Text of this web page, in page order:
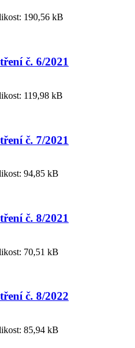
190,56 kB
č. 6/2021
119,98 kB
č. 7/2021
94,85 kB
č. 8/2021
70,51 kB
č. 8/2022
85,94 kB